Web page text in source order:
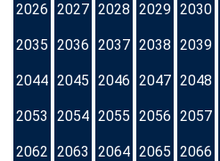
2026 2027 2028 2029 2030
2035 2036 2037 2038 2039
2044 2045 2046 2047 2048
2053 2054 2055 2056 2057
2062 2063 2064 2065 2066